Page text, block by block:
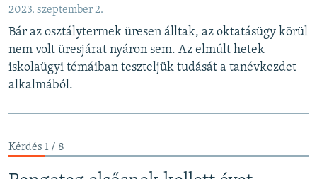
tartalomjegyzékre
Ugrás
keresésre
VIDEÓK
ELEMZŐ
NER15
SZABADON
TÁRSADALOM
DEMOKRÁCIA
A PÉNZ NYOMÁBAN
2023. szeptember 2.
Bár az osztálytermek üresen álltak, az oktatásügy körül
nem volt üresjárat nyáron sem. Az elmúlt hetek
iskolaügyi témáiban teszteljük tudását a tanévkezdet
alkalmából.
Kérdés 1 / 8
Spotify
Feliratkozás